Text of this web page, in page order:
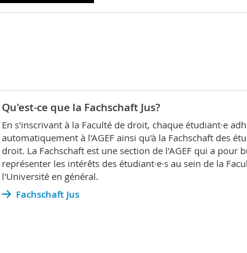
Qu'est-ce que la Fachschaft Jus?
En s'inscrivant à la Faculté de droit, chaque étudiant·e
automatiquement à l'AGEF ainsi qu'à la Fachschaft des
droit. La Fachschaft est une section de l'AGEF qui a pour
représenter les intérêts des étudiant·e·s au sein de la
l'Université en général.
Fachschaft Jus